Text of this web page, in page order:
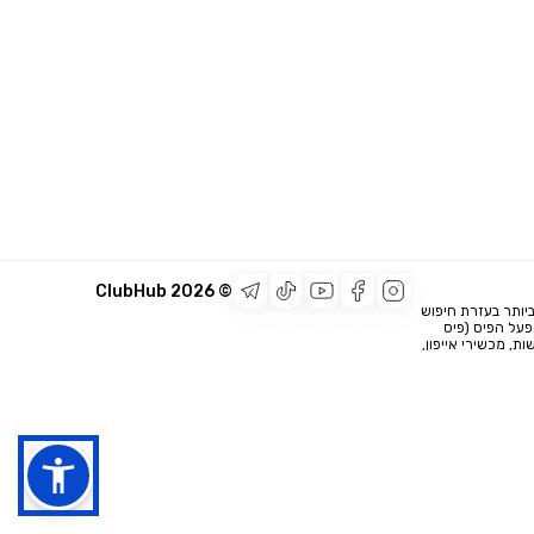
© ClubHub
2026
בעזרת חיפוש
הפיס (פיס
מכשירי אייפון,